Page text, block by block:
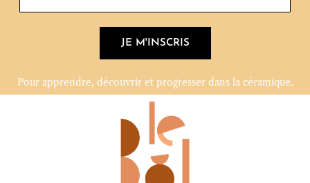
JE M'INSCRIS
Pour apprendre, découvrir et progresser dans la céramique.